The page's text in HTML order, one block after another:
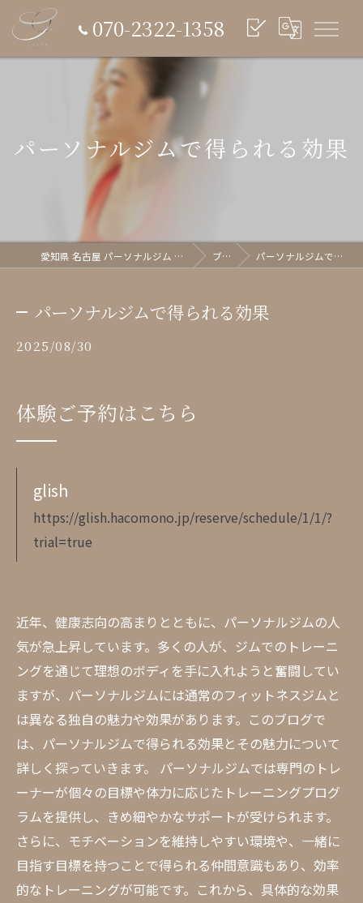
070-2322-1358
パーソナルジムで得られる効果
愛知県 名古屋 パーソナルジム glish《グリッシュ》 ブログ パーソナルジムで得られる効果
パーソナルジムで得られる効果
2025/08/30
体験ご予約はこちら
glish
https://glish.hacomono.jp/reserve/schedule/1/1/?
trial=true
近年、健康志向の高まりとともに、パーソナルジムの人
気が急上昇しています。多くの人が、ジムでのトレーニ
ングを通じて理想のボディを手に入れようと奮闘してい
ますが、パーソナルジムには通常のフィットネスジムと
は異なる独自の魅力や効果があります。このブログで
は、パーソナルジムで得られる効果とその魅力について
詳しく探っていきます。 パーソナルジムでは専門のトレ
ーナーが個々の目標や体力に応じたトレーニングプログ
ラムを提供し、きめ細やかなサポートが受けられます。
さらに、モチベーションを維持しやすい環境や、一緒に
目指す目標を持つことで得られる仲間意識もあり、効率
的なトレーニングが可能です。これから、具体的な効果